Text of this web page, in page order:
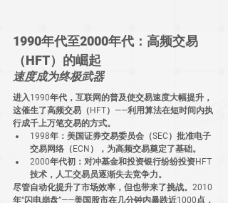
1990年代至2000年代：高频交易
（HFT）的崛起
速度成为终极武器
进入1990年代，互联网的普及使交易速度大幅提升，
这催生了高频交易（HFT） ——利用算法在短时间内执
行成千上万笔交易的方式。
1998年 ：美国证券交易委员会（SEC）批准电子
交易网络（ECN），为高频交易奠定了基础。
2000年代初 ：对冲基金和投资银行纷纷投资HFT
技术，人工交易员逐渐失去竞争力。
尽管自动化提升了市场效率，但也带来了挑战。 2010
年“闪电崩盘”——美国股市在几分钟内暴跌近1000点，